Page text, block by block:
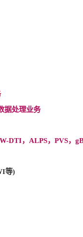
据处理业务
DTI，ALPS，PVS，
等)